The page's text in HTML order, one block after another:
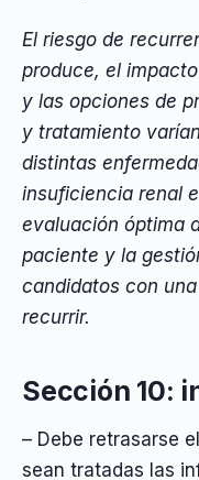
El riesgo de
produce, el
y las opciones de
y tratamiento
distintas
insuficiencia renal
evaluación óptima
paciente y la
candidatos con
recurrir.
Sección 10:
– Debe retrasarse
sean tratadas las